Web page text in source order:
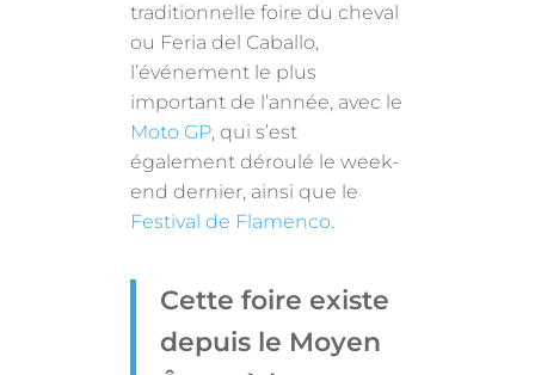
traditionnelle foire du cheval
ou Feria del Caballo,
l’événement le plus
important de l’année, avec le
Moto GP, qui s’est
également déroulé le week-
end dernier, ainsi que le
Festival de Flamenco.
Cette foire existe
depuis le Moyen